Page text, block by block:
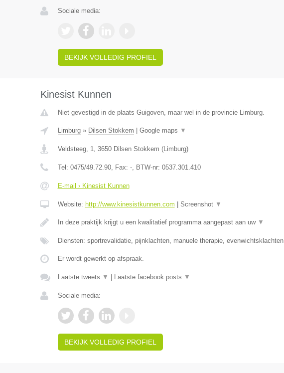
Sociale media:
BEKIJK VOLLEDIG PROFIEL
Kinesist Kunnen
Niet gevestigd in de plaats Guigoven, maar wel in de provincie Limburg.
Limburg» Dilsen Stokkem Google maps ▼
Veldsteeg, 1, 3650 Dilsen Stokkem (Limburg)
Tel: 0475/49.72.90, Fax: -, BTW-nr: 0537.301.410
E-mail › Kinesist Kunnen
Website: http://www.kinesistkunnen.com Screenshot ▼
In deze praktijk krijgt u een kwalitatief programma aangepast aan uw ▼
Diensten: sportrevalidatie, pijnklachten, manuele therapie, evenwichtsklachten
Er wordt gewerkt op afspraak.
Laatste tweets ▼ Laatste facebook posts ▼
Sociale media:
BEKIJK VOLLEDIG PROFIEL